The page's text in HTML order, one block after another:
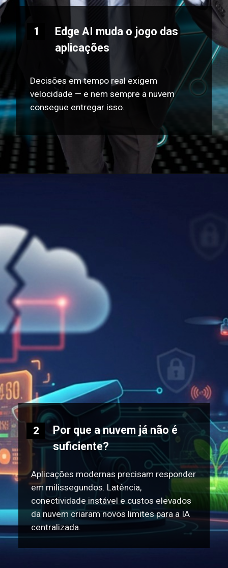
Edge AI muda o jogo das
aplicações
Decisões em tempo real exigem
velocidade — e nem sempre a nuvem
consegue entregar isso.
1
Por que a nuvem já não é
suficiente?
Aplicações modernas precisam responder
em milissegundos. Latência,
conectividade instável e custos elevados
da nuvem criaram novos limites para a IA
centralizada.
2